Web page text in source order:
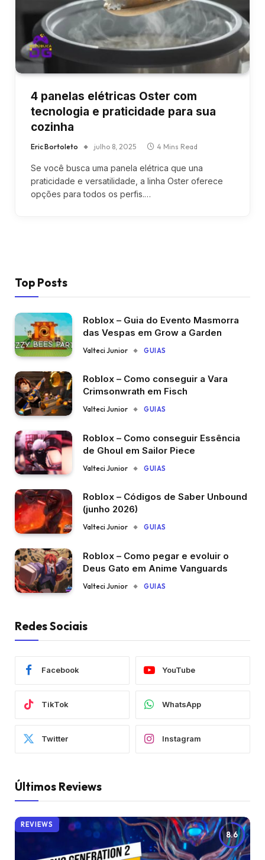
4 panelas elétricas Oster com
tecnologia e praticidade para sua
cozinha
Eric Bortoleto julho 8, 2025 4 Mins Read
Se você busca uma panela elétrica que una
praticidade e versatilidade, a linha Oster oferece
opções para todos os perfis.…
Top Posts
Roblox – Guia do Evento Masmorra
das Vespas em Grow a Garden
Valteci Junior GUIAS
Roblox – Como conseguir a Vara
Crimsonwrath em Fisch
Valteci Junior GUIAS
Roblox – Como conseguir Essência
de Ghoul em Sailor Piece
Valteci Junior GUIAS
Roblox – Códigos de Saber Unbound
(junho 2026)
Valteci Junior GUIAS
Roblox – Como pegar e evoluir o
Deus Gato em Anime Vanguards
Valteci Junior GUIAS
Redes Sociais
Facebook YouTube
TikTok WhatsApp
Twitter Instagram
Últimos Reviews
8.6
REVIEWS